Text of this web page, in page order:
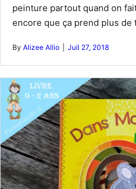
peinture partout quand on
encore que ça prend plus
By Alizee Allio Juil 27, 2018